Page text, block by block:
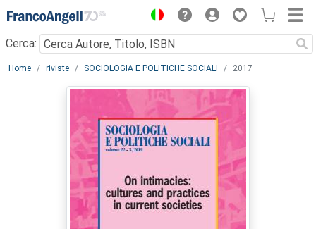
Menu
Cerca:
Main content
Home riviste SOCIOLOGIA E POLITICHE SOCIALI 2017